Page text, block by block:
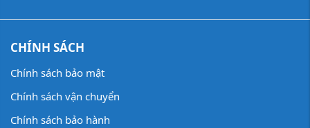
CHÍNH SÁCH
Chính sách bảo mật
Chính sách vận chuyển
Chính sách bảo hành